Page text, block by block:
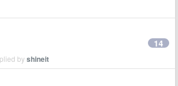
byshineit
14